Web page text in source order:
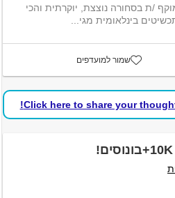
/ת בסחורה נוצצת, יוקרתית והכי
בינלאומית מגי...
שמור למועדפים
Click here to share your